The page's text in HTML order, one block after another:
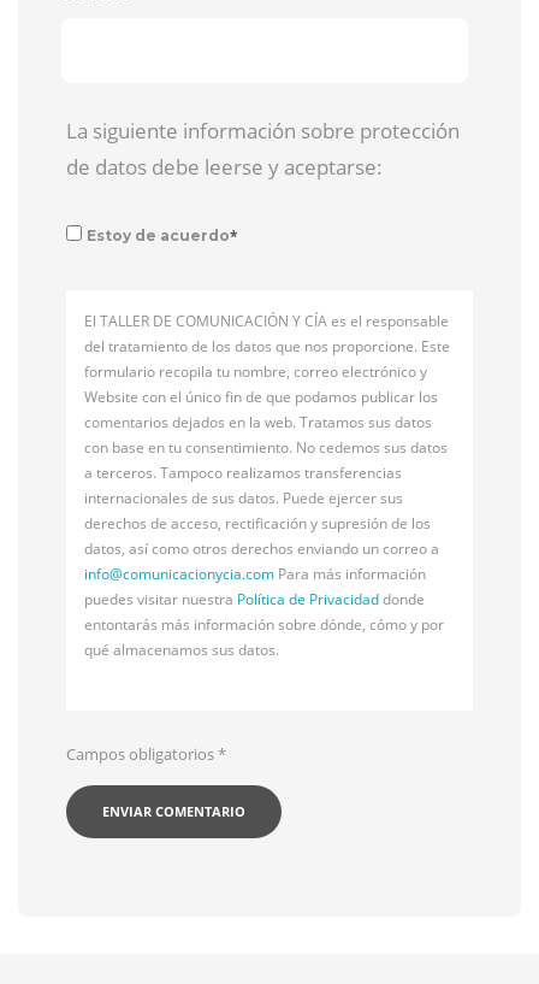
La siguiente información sobre protección
de datos debe leerse y aceptarse:
Estoy de acuerdo*
El TALLER DE COMUNICACIÓN Y CÍA es el responsable
del tratamiento de los datos que nos proporcione. Este
formulario recopila tu nombre, correo electrónico y
Website con el único fin de que podamos publicar los
comentarios dejados en la web. Tratamos sus datos
con base en tu consentimiento. No cedemos sus datos
a terceros. Tampoco realizamos transferencias
internacionales de sus datos. Puede ejercer sus
derechos de acceso, rectificación y supresión de los
datos, así como otros derechos enviando un correo a
info@comunicacionycia.com Para más información
puedes visitar nuestra Política de Privacidaddonde
entontarás más información sobre dónde, cómo y por
qué almacenamos sus datos.
Campos obligatorios*